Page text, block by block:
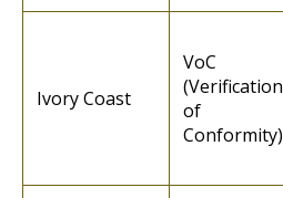
Ivory Coast
VoC
(Verification
of
Conformity)